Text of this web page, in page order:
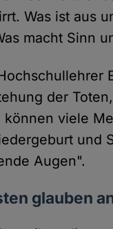
Was ist aus
macht Sinn
der
viele
und
Augen".
glauben